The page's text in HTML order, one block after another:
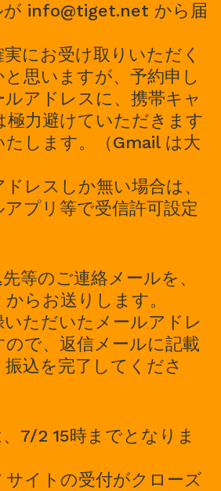
が info@tiget.net から届
にお受け取りいただく
思いますが、予約申し
アドレスに、携帯キャ
極力避けていただきます
たします。（Gmail は大
レスしか無い場合は、
プリ等で受信許可設定
等のご連絡メールを、
らお送りします。
ただいたメールアドレ
で、返信メールに記載
込を完了してくださ
7/2 15時までとなりま
サイトの受付がクローズ